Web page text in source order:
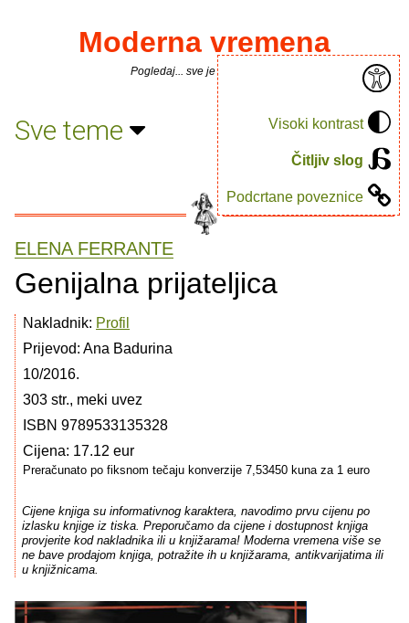
Visoki kontrast
Čitljiv slog
Podcrtane poveznice
Moderna vremena
Pogledaj... sve je puno knjiga.
Sve teme
ELENA FERRANTE
Genijalna prijateljica
Nakladnik: Profil
Prijevod: Ana Badurina
10/2016.
303 str., meki uvez
ISBN 9789533135328
Cijena: 17.12 eur
Preračunato po fiksnom tečaju konverzije 7,53450 kuna za 1 euro
Cijene knjiga su informativnog karaktera, navodimo prvu cijenu po
izlasku knjige iz tiska. Preporučamo da cijene i dostupnost knjiga
provjerite kod nakladnika ili u knjižarama! Moderna vremena više se
ne bave prodajom knjiga, potražite ih u knjižarama, antikvarijatima ili
u knjižnicama.